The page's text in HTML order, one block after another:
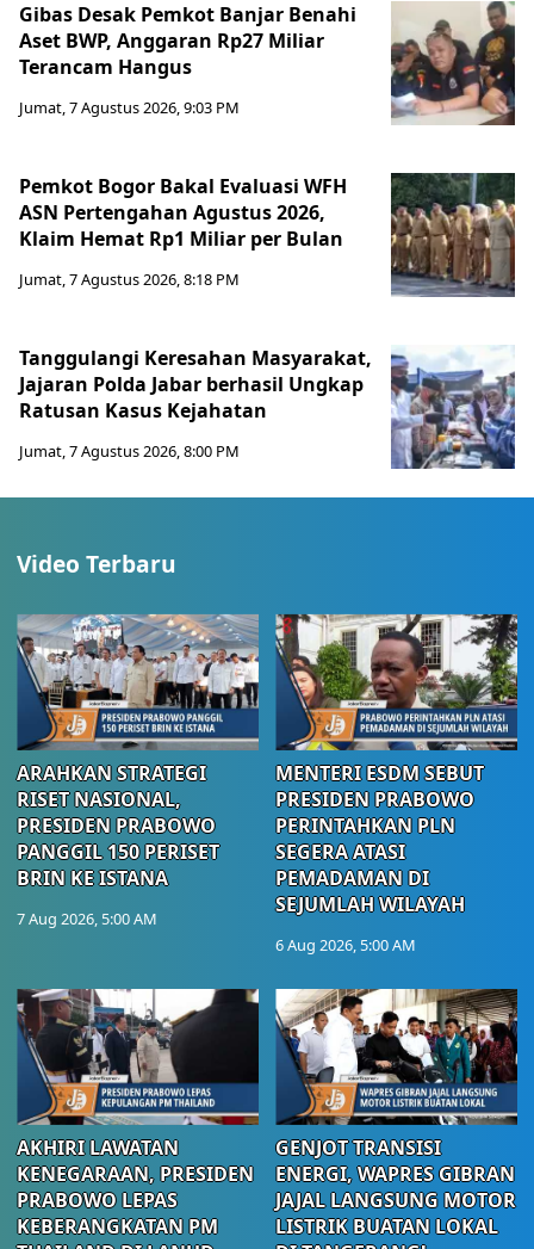
Gibas Desak Pemkot Banjar Benahi
Aset BWP, Anggaran Rp27 Miliar
Terancam Hangus
Jumat, 7 Agustus 2026, 9:03 PM
Pemkot Bogor Bakal Evaluasi WFH
ASN Pertengahan Agustus 2026,
Klaim Hemat Rp1 Miliar per Bulan
Jumat, 7 Agustus 2026, 8:18 PM
Tanggulangi Keresahan Masyarakat,
Jajaran Polda Jabar berhasil Ungkap
Ratusan Kasus Kejahatan
Jumat, 7 Agustus 2026, 8:00 PM
Video Terbaru
ARAHKAN STRATEGI
RISET NASIONAL,
PRESIDEN PRABOWO
PANGGIL 150 PERISET
BRIN KE ISTANA
7 Aug 2026, 5:00 AM
MENTERI ESDM SEBUT
PRESIDEN PRABOWO
PERINTAHKAN PLN
SEGERA ATASI
PEMADAMAN DI
SEJUMLAH WILAYAH
6 Aug 2026, 5:00 AM
AKHIRI LAWATAN
KENEGARAAN, PRESIDEN
PRABOWO LEPAS
KEBERANGKATAN PM
GENJOT TRANSISI
ENERGI, WAPRES GIBRAN
JAJAL LANGSUNG MOTOR
LISTRIK BUATAN LOKAL